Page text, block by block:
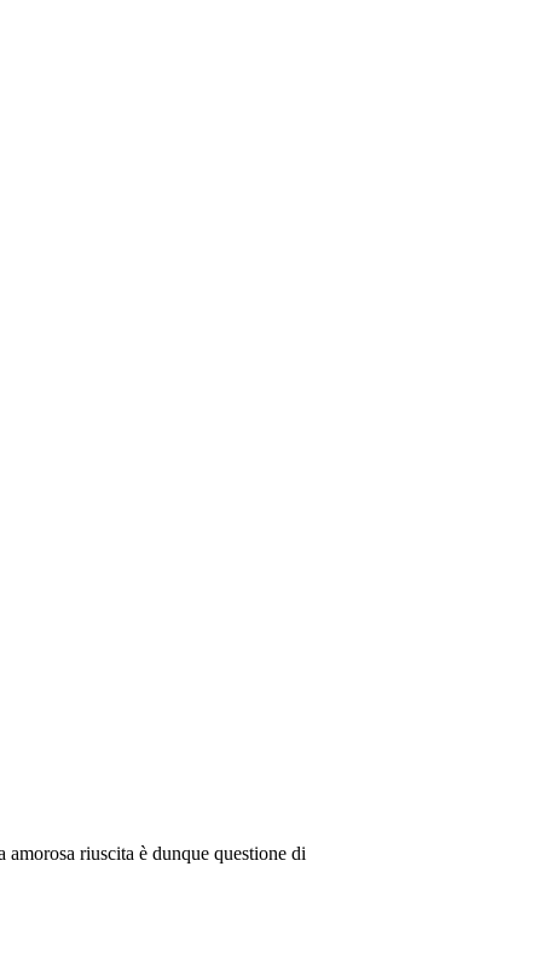
riuscita è dunque questione di